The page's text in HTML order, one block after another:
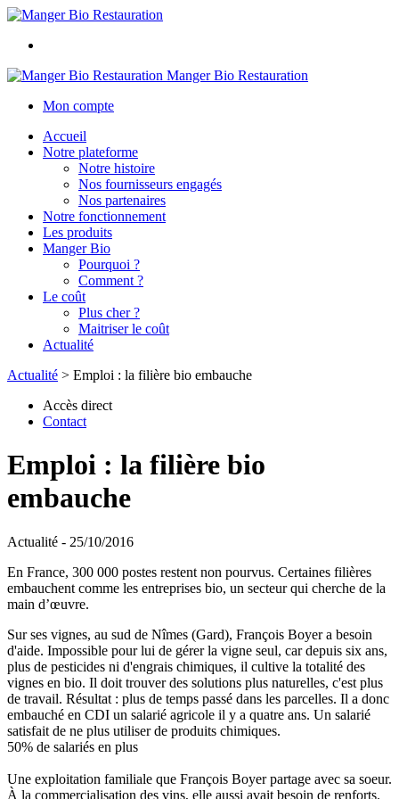
Manger Bio Restauration
Mon compte
Accueil
Notre plateforme
Notre histoire
Nos fournisseurs engagés
Nos partenaires
Notre fonctionnement
Les produits
Manger Bio
Pourquoi ?
Comment ?
Le coût
Plus cher ?
Maitriser le coût
Actualité
Actualité > Emploi : la filière bio embauche
Accès direct
Contact
Emploi : la filière bio
embauche
Actualité - 25/10/2016
En France, 300 000 postes restent non pourvus. Certaines filières
embauchent comme les entreprises bio, un secteur qui cherche de la
main d’œuvre.
Sur ses vignes, au sud de Nîmes (Gard), François Boyer a besoin
d'aide. Impossible pour lui de gérer la vigne seul, car depuis six ans,
plus de pesticides ni d'engrais chimiques, il cultive la totalité des
vignes en bio. Il doit trouver des solutions plus naturelles, c'est plus
de travail. Résultat : plus de temps passé dans les parcelles. Il a donc
embauché en CDI un salarié agricole il y a quatre ans. Un salarié
satisfait de ne plus utiliser de produits chimiques.
50% de salariés en plus
Une exploitation familiale que François Boyer partage avec sa soeur.
À la commercialisation des vins, elle aussi avait besoin de renforts.